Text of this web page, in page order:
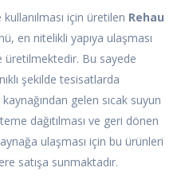
için üretilen Rehau
en nitelikli yapıya ulaşması
üretilmektedir. Bu sayede
şekilde tesisatlarda
gelen sıcak suyun
dağıtılması ve geri dönen
ulaşması için bu ürünleri
satışa sunmaktadır.